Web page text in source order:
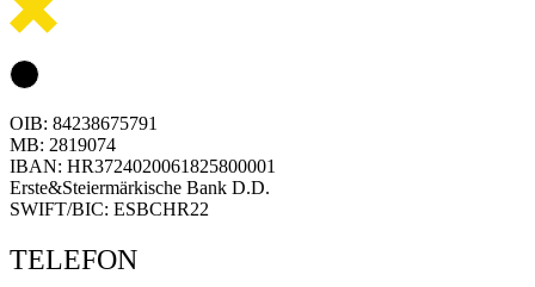
OIB: 84238675791
MB: 2819074
IBAN: HR3724020061825800001
Erste&Steiermärkische Bank D.D.
SWIFT/BIC: ESBCHR22
TELEFON